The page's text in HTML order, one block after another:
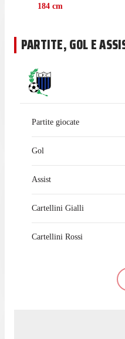
ha collezionato 17 presenze
2 assist.
184 cm
PARTITE, GOL E
Partite giocate
Gol
Assist
Cartellini Gialli
Cartellini Rossi